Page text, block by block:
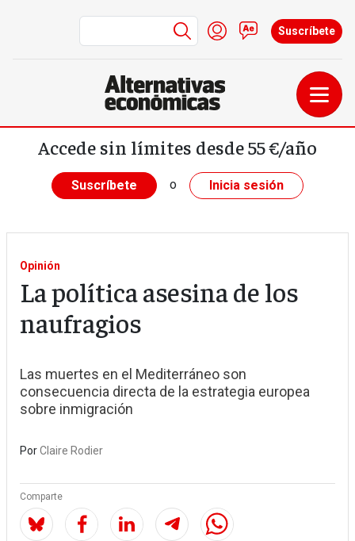
Pasar al contenido principal
Menú de cuenta de
Iniciar sesión
Contacto
Suscríbete
Accede sin límites desde 55 €/año
Suscríbete o Inicia sesión
Opinión
La política asesina de los
naufragios
Las muertes en el Mediterráneo son
consecuencia directa de la estrategia europea
sobre inmigración
PorClaire Rodier
Comparte